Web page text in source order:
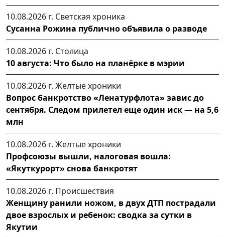
10.08.2026 г. Светская хроника
Сусанна Рожина публично объявила о разводе
10.08.2026 г. Столица
10 августа: Что было на планёрке в мэрии
10.08.2026 г. Желтые хроники
Вопрос банкротство «Ленатурфлота» завис до
сентября. Следом прилетел еще один иск — на 5,6
млн
10.08.2026 г. Желтые хроники
Профсоюзы вышли, налоговая вошла:
«Якуткурорт» снова банкротят
10.08.2026 г. Происшествия
Женщину ранили ножом, в двух ДТП пострадали
двое взрослых и ребенок: сводка за сутки в
Якутии